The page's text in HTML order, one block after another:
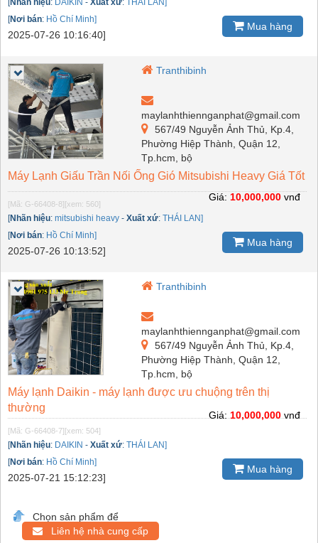
[Nơi bán: Hồ Chí Minh]
2025-07-26 10:16:40]
Mua hàng
Tranthibinh
maylanhthiennganphat@gmail.com
567/49 Nguyễn Ảnh Thủ, Kp.4,
Phường Hiệp Thành, Quận 12,
Tp.hcm, bộ
Máy Lạnh Giấu Trần Nối Ống Gió Mitsubishi Heavy Giá Tốt
[Mã: G-66408-8][xem: 560]
[Nhãn hiệu: mitsubishi heavy - Xuất xứ: THÁI LAN]
[Nơi bán: Hồ Chí Minh]
2025-07-26 10:13:52]
Giá: 10,000,000 vnđ
Mua hàng
Tranthibinh
maylanhthiennganphat@gmail.com
567/49 Nguyễn Ảnh Thủ, Kp.4,
Phường Hiệp Thành, Quận 12,
Tp.hcm, bộ
Máy lạnh Daikin - máy lạnh được ưu chuộng trên thị
thường
[Mã: G-66408-7][xem: 504]
[Nhãn hiệu: DAIKIN - Xuất xứ: THÁI LAN]
[Nơi bán: Hồ Chí Minh]
2025-07-21 15:12:23]
Giá: 10,000,000 vnđ
Mua hàng
Chọn sản phẩm để
Liên hệ nhà cung cấp